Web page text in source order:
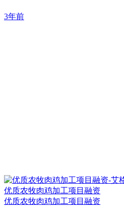
3年前
优质农牧肉鸡加工项目融资
优质农牧肉鸡加工项目融资